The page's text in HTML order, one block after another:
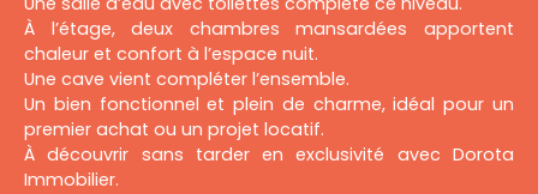
À l’étage, deux chambres mansardées apportent
chaleur et confort à l’espace nuit.
Une cave vient compléter l’ensemble.
Un bien fonctionnel et plein de charme, idéal pour un
premier achat ou un projet locatif.
À découvrir sans tarder en exclusivité avec Dorota
Immobilier.